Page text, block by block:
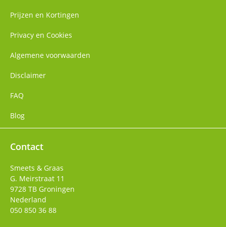
Prijzen en Kortingen
Privacy en Cookies
Algemene voorwaarden
Disclaimer
FAQ
Blog
Contact
Smeets & Graas
G. Meirstraat 11
9728 TB Groningen
Nederland
050 850 36 88